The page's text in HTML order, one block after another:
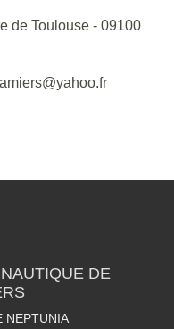
de Toulouse - 09100
DE
NEPTUNIA